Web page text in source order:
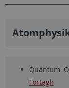
Quantum
Fortagh